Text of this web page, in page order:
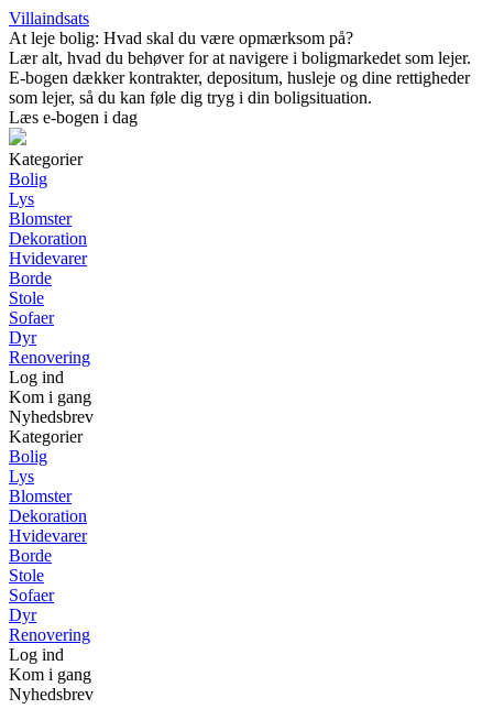
Villaindsats
At leje bolig: Hvad skal du være opmærksom på?
Lær alt, hvad du behøver for at navigere i boligmarkedet som lejer.
E-bogen dækker kontrakter, depositum, husleje og dine rettigheder
som lejer, så du kan føle dig tryg i din boligsituation.
Læs e-bogen i dag
Kategorier
Bolig
Lys
Blomster
Dekoration
Hvidevarer
Borde
Stole
Sofaer
Dyr
Renovering
Log ind
Kom i gang
Nyhedsbrev
Kategorier
Bolig
Lys
Blomster
Dekoration
Hvidevarer
Borde
Stole
Sofaer
Dyr
Renovering
Log ind
Kom i gang
Nyhedsbrev